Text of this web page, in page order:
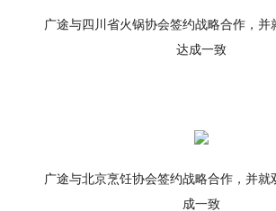
广途与四川省火锅协会签约战略合作，并
达成一致
广途与北京烹饪协会签约战略合作，并就
成一致